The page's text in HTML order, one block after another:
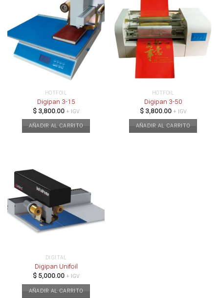
HOTFOIL
Digipan 3-15
$3,800.00 + IGV
AÑADIR AL CARRITO
HOTFOIL
Digipan 3-50
$3,800.00 + IGV
AÑADIR AL CARRITO
DIGITAL
Digipan Unifoil
$5,000.00 + IGV
AÑADIR AL CARRITO